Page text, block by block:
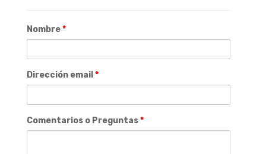
Nombre*
Dirección email *
Comentarios o Preguntas*